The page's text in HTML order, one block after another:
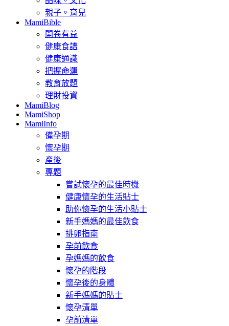
親子。育兒
MamiBible
開卷有益
健康食譜
健康通識
把握命運
教育放題
理財投資
MamiBlog
MamiShop
MamiInfo
備孕期
懷孕期
產後
專題
嘗試懷孕的最佳時機
健康懷孕的生活貼士
助你懷孕的生活小貼士
新手媽媽的最佳飲食
排卵指南
孕前飲食
孕媽媽的飲食
懷孕的階段
懷孕後的身體
新手媽媽的貼士
懷孕清單
孕前清單